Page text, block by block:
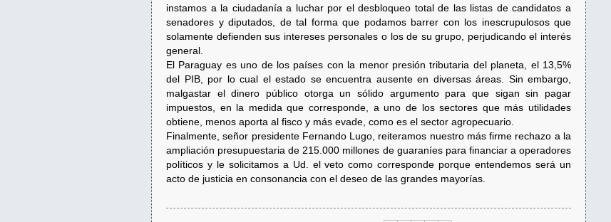
instamos a la ciudadanía a luchar por el desbloqueo total de las listas de candidatos a
senadores y diputados, de tal forma que podamos barrer con los inescrupulosos que
solamente defienden sus intereses personales o los de su grupo, perjudicando el interés
general.
El Paraguay es uno de los países con la menor presión tributaria del planeta, el 13,5%
del PIB, por lo cual el estado se encuentra ausente en diversas áreas. Sin embargo,
malgastar el dinero público otorga un sólido argumento para que sigan sin pagar
impuestos, en la medida que corresponde, a uno de los sectores que más utilidades
obtiene, menos aporta al fisco y más evade, como es el sector agropecuario.
Finalmente, señor presidente Fernando Lugo, reiteramos nuestro más firme rechazo a la
ampliación presupuestaria de 215.000 millones de guaraníes para financiar a operadores
políticos y le solicitamos a Ud. el veto como corresponde porque entendemos será un
acto de justicia en consonancia con el deseo de las grandes mayorías.